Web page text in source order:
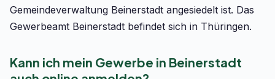
Gemeindeverwaltung Beinerstadt angesiedelt ist. Das
Gewerbeamt Beinerstadt befindet sich in Thüringen.
Kann ich mein Gewerbe in Beinerstadt